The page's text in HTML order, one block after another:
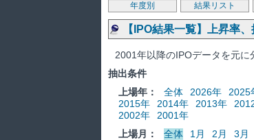
年度別
結果リスト
【IPO結果一覧】上昇率
2001年以降のIPOデータを元に
抽出条件
上場年：
全体 2026年 2025
2015年
2014年 2013年
2002年
2001年
上場月：
全体 1月 2月 3月